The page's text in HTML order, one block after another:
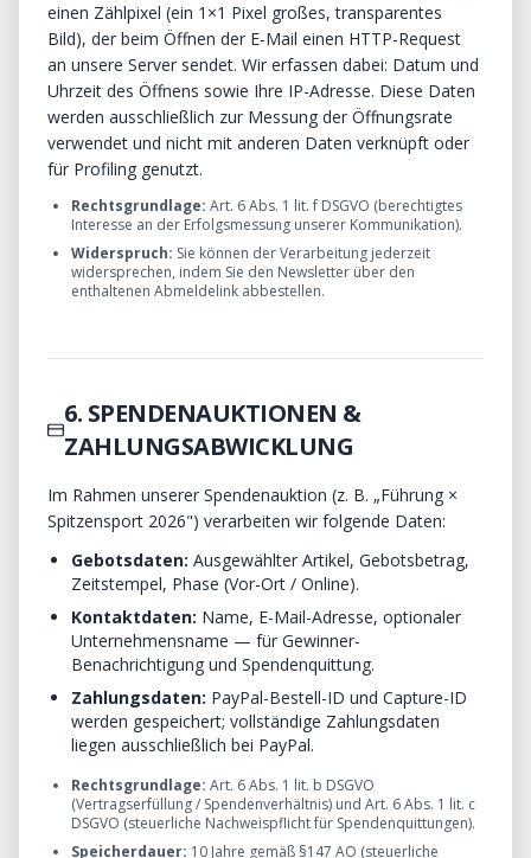
einen Zählpixel (ein 1×1 Pixel großes, transparentes
Bild), der beim Öffnen der E-Mail einen HTTP-Request
an unsere Server sendet. Wir erfassen dabei: Datum und
Uhrzeit des Öffnens sowie Ihre IP-Adresse. Diese Daten
werden ausschließlich zur Messung der Öffnungsrate
verwendet und nicht mit anderen Daten verknüpft oder
für Profiling genutzt.
Rechtsgrundlage: Art. 6 Abs. 1 lit. f DSGVO (berechtigtes
Interesse an der Erfolgsmessung unserer Kommunikation).
Widerspruch: Sie können der Verarbeitung jederzeit
widersprechen, indem Sie den Newsletter über den
enthaltenen Abmeldelink abbestellen.
6. SPENDENAUKTIONEN &
ZAHLUNGSABWICKLUNG
Im Rahmen unserer Spendenauktion (z. B. „Führung ×
Spitzensport 2026") verarbeiten wir folgende Daten:
Gebotsdaten: Ausgewählter Artikel, Gebotsbetrag,
Zeitstempel, Phase (Vor-Ort / Online).
Kontaktdaten: Name, E-Mail-Adresse, optionaler
Unternehmensname — für Gewinner-
Benachrichtigung und Spendenquittung.
Zahlungsdaten: PayPal-Bestell-ID und Capture-ID
werden gespeichert; vollständige Zahlungsdaten
liegen ausschließlich bei PayPal.
Rechtsgrundlage: Art. 6 Abs. 1 lit. b DSGVO
(Vertragserfüllung / Spendenverhältnis) und Art. 6 Abs. 1 lit. c
DSGVO (steuerliche Nachweispflicht für Spendenquittungen).
Speicherdauer: 10 Jahre gemäß §147 AO (steuerliche